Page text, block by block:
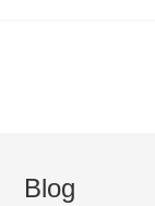
Blog